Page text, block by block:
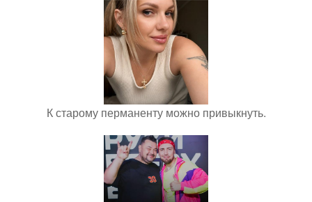
К старому перманенту можно привыкнуть.